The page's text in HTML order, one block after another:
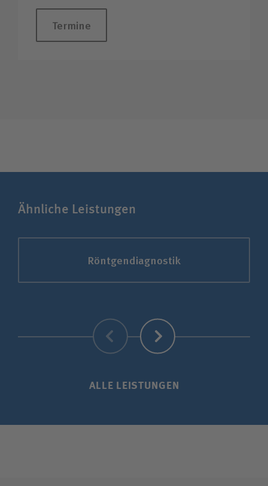
Termine
Ähnliche Leistungen
Röntgendiagnostik
Zurück Weiter
ALLE LEISTUNGEN